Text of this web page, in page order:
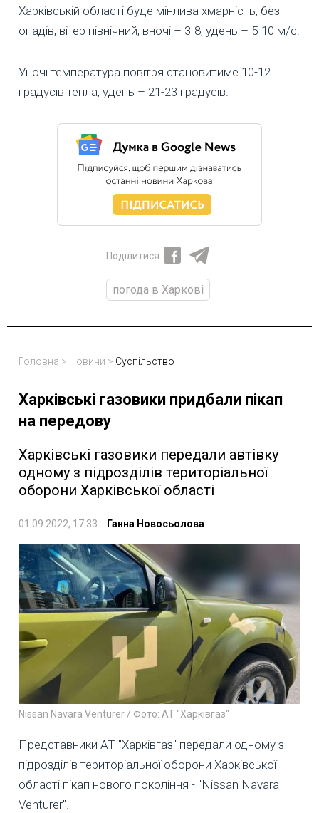
Харківській області буде мінлива хмарність, без
опадів, вітер північний, вночі – 3-8, удень – 5-10 м/с.
Уночі температура повітря становитиме 10-12
градусів тепла, удень – 21-23 градусів.
Поділитися
погода в Харкові
Головна > Новини > Суспільство
Харківські газовики придбали пікап
на передову
Харківські газовики передали автівку
одному з підрозділів територіальної
оборони Харківської області
01.09.2022, 17:33 Ганна Новосьолова
Nissan Navara Venturer / Фото: АТ "Харківгаз"
Представники АТ "Харківгаз" передали одному з
підрозділів територіальної оборони Харківської
області пікап нового покоління - "Nissan Navara
Venturer".